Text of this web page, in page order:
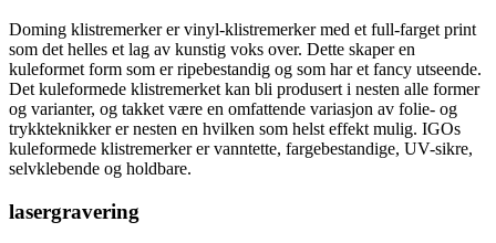
Doming klistremerker er vinyl-klistremerker med et full-farget print
som det helles et lag av kunstig voks over. Dette skaper en
kuleformet form som er ripebestandig og som har et fancy utseende.
Det kuleformede klistremerket kan bli produsert i nesten alle former
og varianter, og takket være en omfattende variasjon av folie- og
trykkteknikker er nesten en hvilken som helst effekt mulig. IGOs
kuleformede klistremerker er vanntette, fargebestandige, UV-sikre,
selvklebende og holdbare.
lasergravering